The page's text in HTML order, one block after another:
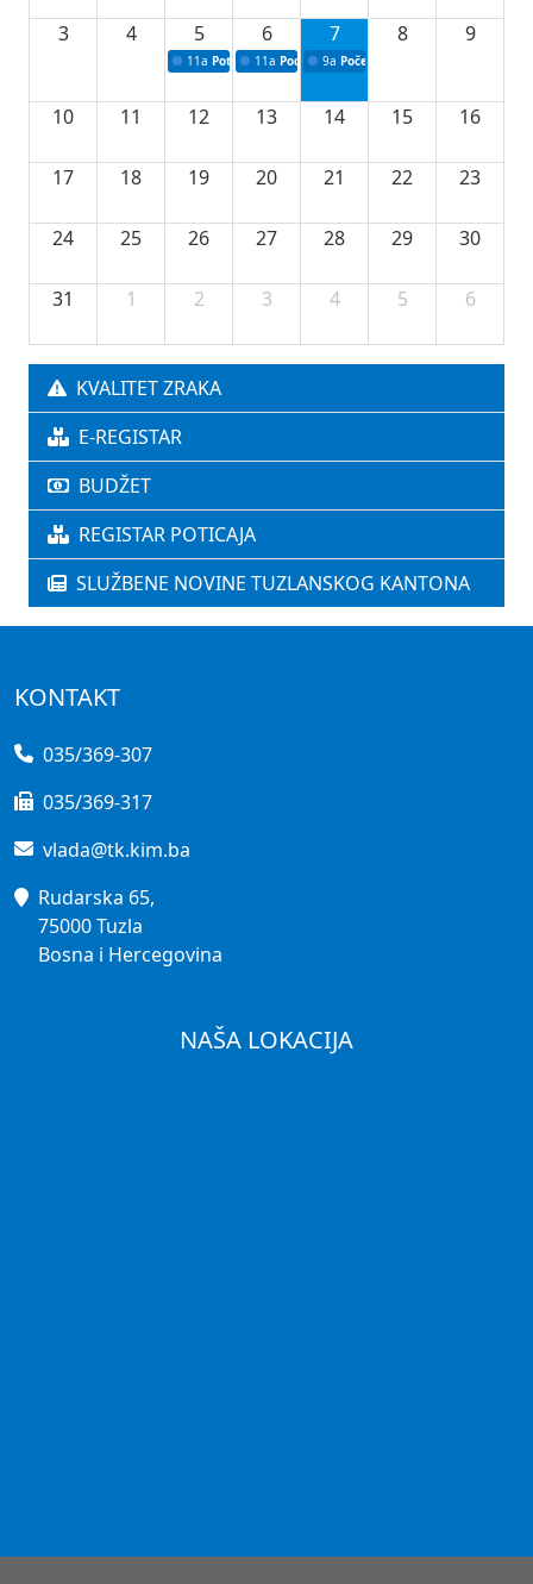
3 4 5
11a Potpisivanje ugovora o stipendijama za
6
11a Podrška razvoju vodne infrastrukture u
7
9a Početak izgradnje nove
8 9
10 11 12 13 14 15 16
17 18 19 20 21 22 23
24 25 26 27 28 29 30
31 1 2 3 4 5 6
KVALITET ZRAKA
E-REGISTAR
BUDŽET
REGISTAR POTICAJA
SLUŽBENE NOVINE TUZLANSKOG KANTONA
KONTAKT
035/369-307
035/369-317
vlada@tk.kim.ba
Rudarska 65,
75000 Tuzla
Bosna i Hercegovina
NAŠA LOKACIJA